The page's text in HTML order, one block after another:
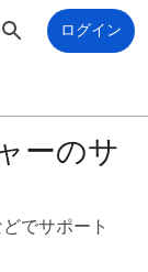
ログイン
ーのサ
でサポート